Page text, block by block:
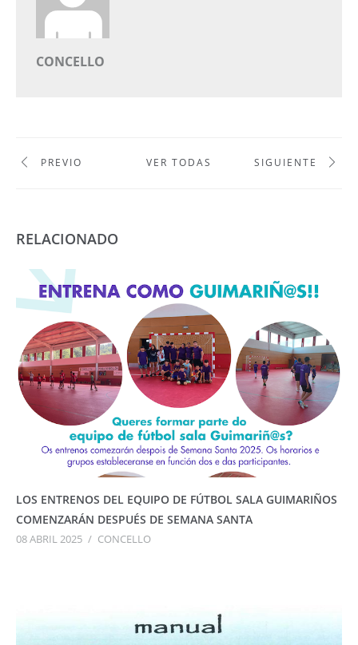
CONCELLO
PREVIO VER TODAS SIGUIENTE
RELACIONADO
LOS ENTRENOS DEL EQUIPO DE FÚTBOL SALA GUIMARIÑOS
COMENZARÁN DESPUÉS DE SEMANA SANTA
08 ABRIL 2025 / CONCELLO